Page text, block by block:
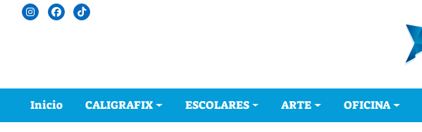
Inicio CALIGRAFIX ESCOLARES ARTE OFICINA